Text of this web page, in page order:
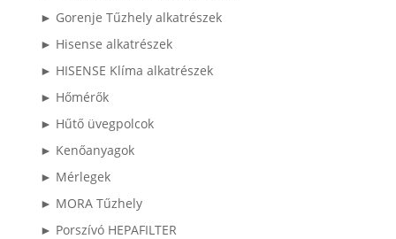
► Gorenje Tűzhely alkatrészek
► Hisense alkatrészek
► HISENSE Klíma alkatrészek
► Hőmérők
► Hűtő üvegpolcok
► Kenőanyagok
► Mérlegek
► MORA Tűzhely
► Porszívó HEPAFILTER